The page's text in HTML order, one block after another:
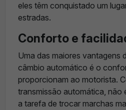
eles têm conquistado um
estradas.
Conforto e
Uma das maiores vantagens
câmbio automático é o
proporcionam ao motorista.
transmissão automática, não
a tarefa de trocar marchas